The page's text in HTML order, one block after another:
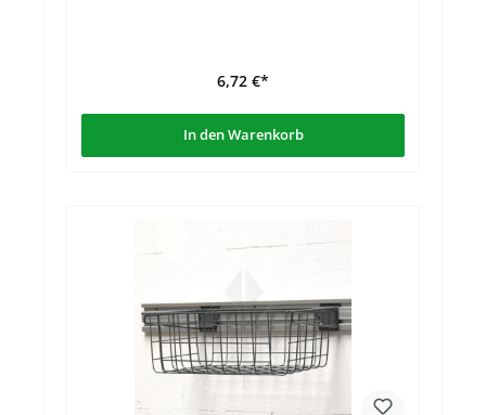
6,72 €*
In den Warenkorb